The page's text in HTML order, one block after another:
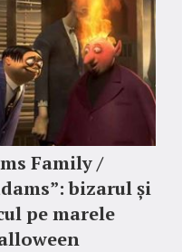
Family /
bizarul și
pe marele